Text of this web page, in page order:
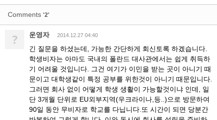
Comments '2'
? 운영자 2014.12.27 04:40
긴 질문을 하셨는데, 가능한 간단하게 회신토록 하겠습니다.
학생비자는 아마도 국내의 폴란드 대사관에서는 쉽게 취득하
기 어려울 것입니다. 그건 여기가 이민을 받는 곳이 아니기 때
문이고 대학생같이 특정 공부를 위한것이 아니기 때문입니다.
그러면 회사 없이 어떻게 학생 생활이 가능할것이냐 인데, 일
단 3개월 단위로 EU외부지역(우크라이나,등..)으로 방문하여
90일 동안 무비자로 학교를 다닙니다.또 시간이 되면 당분간